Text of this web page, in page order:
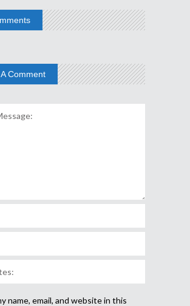
Comment
name, email, and website in this